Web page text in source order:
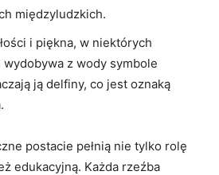
międzyludzkich.
i piękna, w niektórych
z wody symbole
ją delfiny, co jest oznaką
postacie pełnią nie tylko rolę
edukacyjną. Każda rzeźba